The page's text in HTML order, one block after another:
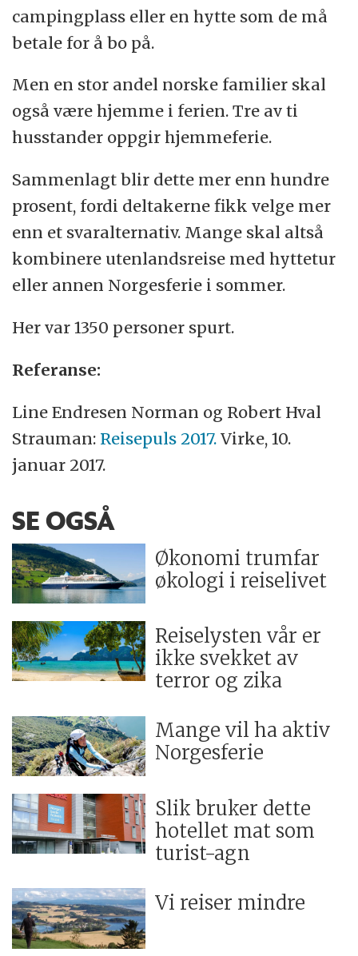
campingplass eller en hytte som de må
betale for å bo på.
Men en stor andel norske familier skal
også være hjemme i ferien. Tre av ti
husstander oppgir hjemmeferie.
Sammenlagt blir dette mer enn hundre
prosent, fordi deltakerne fikk velge mer
enn et svaralternativ. Mange skal altså
kombinere utenlandsreise med hyttetur
eller annen Norgesferie i sommer.
Her var 1350 personer spurt.
Referanse:
Line Endresen Norman og Robert Hval
Strauman: Reisepuls 2017.Virke, 10.
januar 2017.
SE OGSÅ
Økonomi trumfar
økologi i reiselivet
Reiselysten vår er
ikke svekket av
terror og zika
Mange vil ha aktiv
Norgesferie
Slik bruker dette
hotellet mat som
turist-agn
Vi reiser mindre